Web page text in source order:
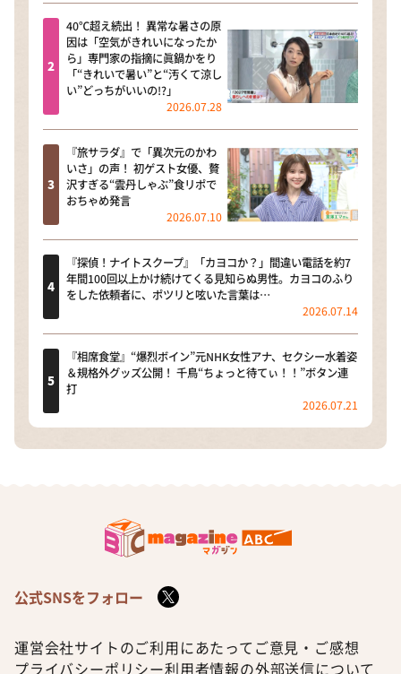
40℃超え続出！ 異常な暑さの原
因は「空気がきれいになったか
ら」専門家の指摘に眞鍋かをり
「“きれいで暑い”と“汚くて涼し
い”どっちがいいの!?」
2026.07.28
『旅サラダ』で「異次元のかわ
いさ」の声！ 初ゲスト女優、贅
沢すぎる“雲丹しゃぶ”食リポで
おちゃめ発言
2026.07.10
『探偵！ナイトスクープ』「カヨコか？」間違い電話を約7
年間100回以上かけ続けてくる見知らぬ男性。カヨコのふり
をした依頼者に、ポツリと呟いた言葉は…
2026.07.14
『相席食堂』“爆烈ボイン”元NHK女性アナ、セクシー水着姿
＆規格外グッズ公開！ 千鳥“ちょっと待てぃ！！”ボタン連
打
2026.07.21
公式SNSをフォロー
運営会社サイトのご利用にあたって ご意見・ご感想
プライバシーポリシー利用者情報の外部送信について